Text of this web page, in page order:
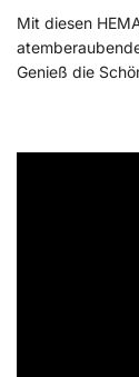
Mit diesen
Genieß die